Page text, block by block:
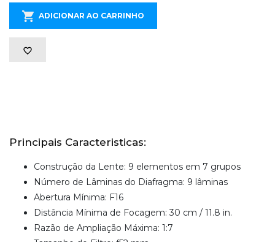
ADICIONAR AO CARRINHO
Principais Caracteristicas:
Construção da Lente: 9 elementos em 7 grupos
Número de Lâminas do Diafragma: 9 lâminas
Abertura Mínima: F16
Distância Mínima de Focagem: 30 cm / 11.8 in.
Razão de Ampliação Máxima: 1:7